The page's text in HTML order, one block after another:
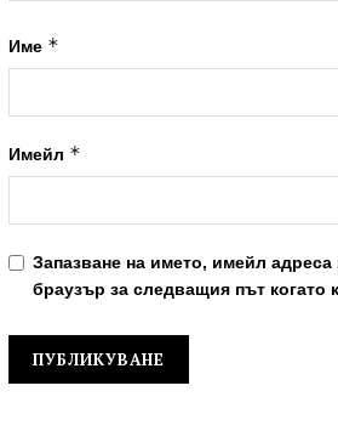
Име *
Имейл *
Запазване на името, имейл адреса
браузър за следващия път когато